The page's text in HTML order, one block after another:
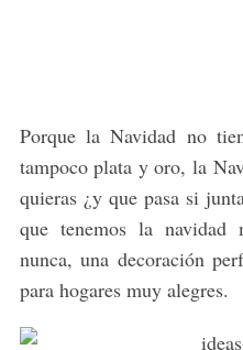
Porque la Navidad no
tampoco plata y oro, la
quieras ¿y que pasa si
que tenemos la navidad
nunca, una decoración
para hogares muy alegres.